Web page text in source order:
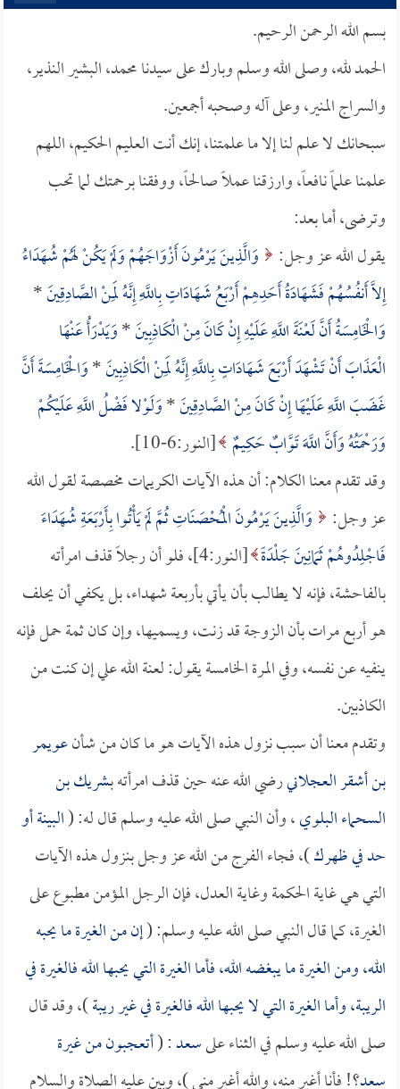
بسم الله الرحمن الرحيم.
الحمد لله، وصلى الله وسلم وبارك على سيدنا محمد، البشير النذير،
والسراج المنير، وعلى آله وصحبه أجمعين.
سبحانك لا علم لنا إلا ما علمتنا، إنك أنت العليم الحكيم، اللهم
علمنا علماً نافعاً، وارزقنا عملاً صالحاً، ووفقنا برحمتك لما تحب
وترضى، أما بعد:
يقول الله عز وجل:
وَالَّذِينَ يَرْمُونَ أَزْوَاجَهُمْ وَلَمْ يَكُنْ لَهُمْ شُهَدَاءُ
إِلاَّ أَنفُسُهُمْ فَشَهَادَةُ أَحَدِهِمْ أَرْبَعُ شَهَادَاتٍ بِاللَّهِ إِنَّهُ لَمِنْ الصَّادِقِينَ*
وَالْخَامِسَةُ أَنَّ لَعْنَةَ اللَّهِ عَلَيْهِ إِنْ كَانَ مِنْ الْكَاذِبِينَ*وَيَدْرَأُ عَنْهَا
الْعَذَابَ أَنْ تَشْهَدَ أَرْبَعَ شَهَادَاتٍ بِاللَّهِ إِنَّهُ لَمِنْ الْكَاذِبِينَ*وَالْخَامِسَةَ أَنَّ
غَضَبَ اللَّهِ عَلَيْهَا إِنْ كَانَ مِنْ الصَّادِقِينَ*وَلَوْلا فَضْلُ اللَّهِ عَلَيْكُمْ
وَرَحْمَتُهُ وَأَنَّ اللَّهَ تَوَّابٌ حَكِيمٌ [النور:6-10].
وقد تقدم معنا الكلام: أن هذه الآيات الكريمات مخصصة لقول الله
عز وجل:
وَالَّذِينَ يَرْمُونَ الْمُحْصَنَاتِ ثُمَّ لَمْ يَأْتُوا بِأَرْبَعَةِ شُهَدَاءَ
فَاجْلِدُوهُمْ ثَمَانِينَ جَلْدَةً
[النور:4]، فلو أن رجلاً قذف امرأته
بالفاحشة، فإنه لا يطالب بأن يأتي بأربعة شهداء، بل يكفي أن يحلف
هو أربع مرات بأن الزوجة قد زنت، ويسميها، وإن كان ثمة حمل فإنه
ينفيه عن نفسه، وفي المرة الخامسة يقول: لعنة الله علي إن كنت من
الكاذبين.
وتقدم معنا أن سبب نزول هذه الآيات هو ما كان من شأنعويمر
بن أشقر العجلانيرضي الله عنه حين قذف امرأته بـشريك بن
السحماء البلوي، وأن النبي صلى الله عليه وسلم قال له: (البينة أو
حد في ظهرك)، فجاء الفرج من الله عز وجل بنزول هذه الآيات
التي هي غاية الحكمة وغاية العدل، فإن الرجل المؤمن مطبوع على
الغيرة، كما قال النبي صلى الله عليه وسلم: (إن من الغيرة ما يحبه
الله، ومن الغيرة ما يبغضه الله، فأما الغيرة التي يحبها الله فالغيرة في
الريبة، وأما الغيرة التي لا يحبها الله فالغيرة في غير ريبة)، وقد قال
صلى الله عليه وسلم في الثناء علىسعد: (أتعجبون من غيرة